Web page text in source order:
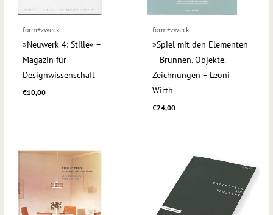
form+zweck
»Neuwerk 4: Stille« –
Magazin für
Designwissenschaft
€10,00
form+zweck
»Spiel mit den Elementen
– Brunnen. Objekte.
Zeichnungen – Leoni
Wirth
€24,00